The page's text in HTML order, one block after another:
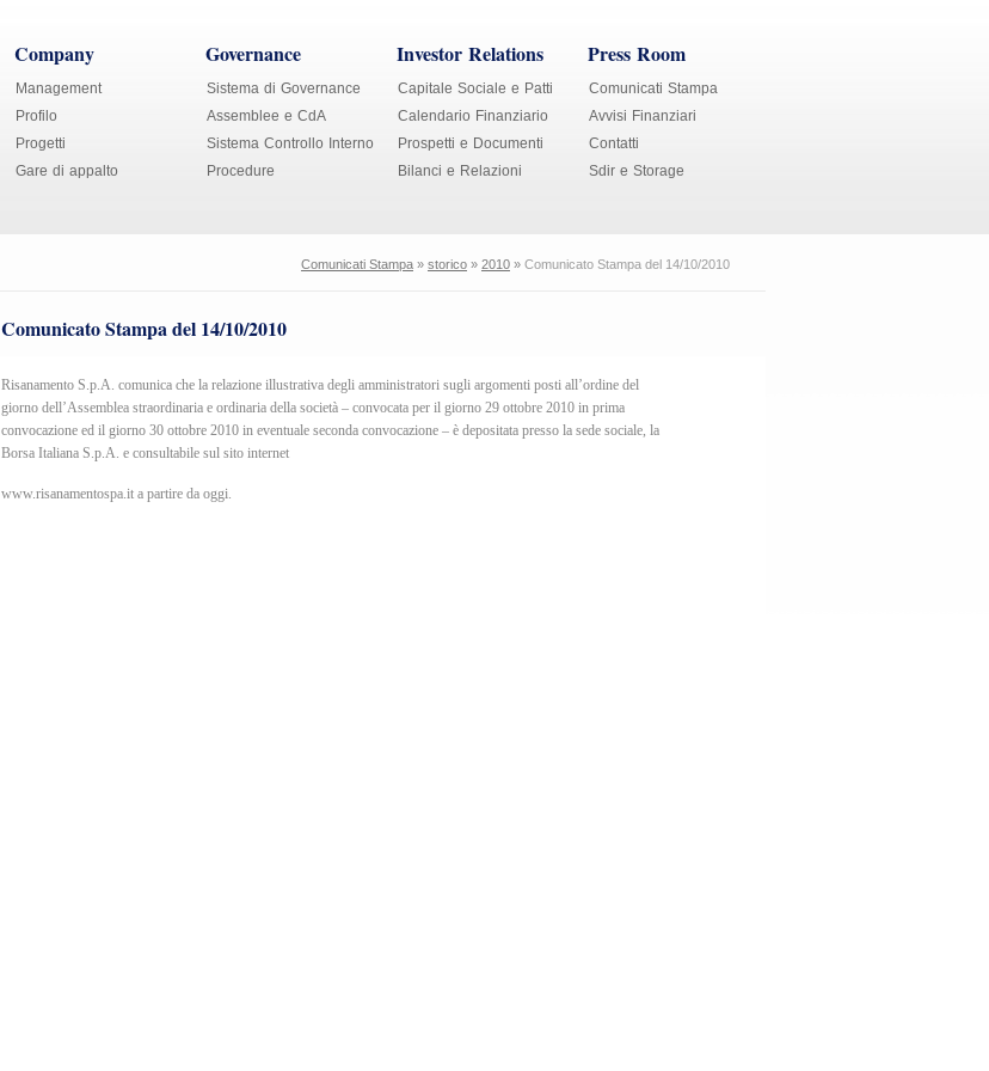
Company
Management
Profilo
Progetti
Gare di appalto
Governance
Sistema di Governance
Assemblee e CdA
Sistema Controllo Interno
Procedure
Investor Relations
Capitale Sociale e Patti
Calendario Finanziario
Prospetti e Documenti
Bilanci e Relazioni
Press Room
Comunicati Stampa
Avvisi Finanziari
Contatti
Sdir e Storage
Comunicati Stampa » storico » 2010 » Comunicato Stampa del 14/10/2010
Comunicato Stampa del 14/10/2010
Risanamento S.p.A. comunica che la relazione illustrativa degli amministratori sugli argomenti posti all’ordine del
giorno dell’Assemblea straordinaria e ordinaria della società – convocata per il giorno 29 ottobre 2010 in prima
convocazione ed il giorno 30 ottobre 2010 in eventuale seconda convocazione – è depositata presso la sede sociale, la
Borsa Italiana S.p.A. e consultabile sul sito internet
www.risanamentospa.it a partire da oggi.